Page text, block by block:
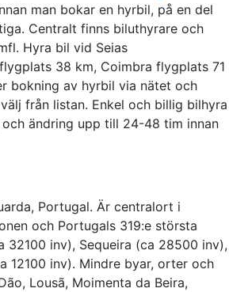
man bokar en hyrbil, på en del
Centralt finns biluthyrare och
Hyra bil vid Seias
38 km, Coimbra flygplats 71
bokning av hyrbil via nätet och
från listan. Enkel och billig bilhyra
ändring upp till 24-48 tim innan
Portugal. Är centralort i
och Portugals 319:e största
inv), Sequeira (ca 28500 inv),
12100 inv). Mindre byar, orter och
Lousã, Moimenta da Beira,